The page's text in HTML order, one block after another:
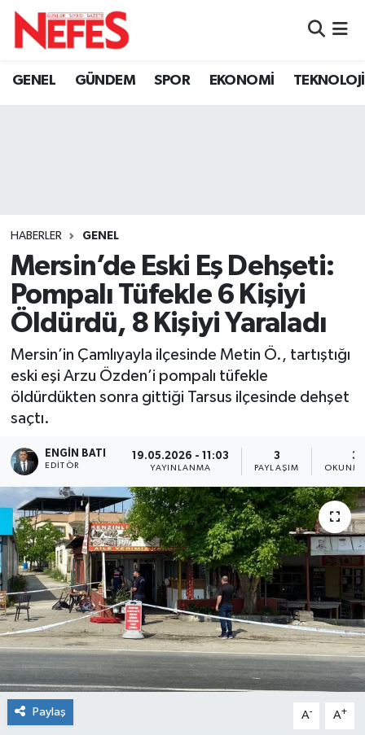
GENEL GÜNDEM SPOR EKONOMİ TEKNOLOJİ
HABERLER GENEL
Mersin’de Eski Eş Dehşeti:
Pompalı Tüfekle 6 Kişiyi
Öldürdü, 8 Kişiyi Yaraladı
Mersin’in Çamlıyayla ilçesinde Metin Ö., tartıştığı
eski eşi Arzu Özden’i pompalı tüfekle
öldürdükten sonra gittiği Tarsus ilçesinde dehşet
saçtı.
ENGIN BATI
EDITÖR
19.05.2026 - 11:03
YAYINLANMA
3
PAYLAŞIM
3
Paylaş A- A+
Hava Durumu
Tüm Manşetler
Son Dakika Haberleri
Haber Arşivi